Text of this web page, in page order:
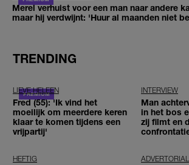
Merel verhuist voor een man naar andere
maar hij verdwijnt: 'Huur al maanden niet
TRENDING
LIEVE HELEEN
Fred (55): 'Ik vind het
moeilijk om meerdere keren
klaar te komen tijdens een
vrijpartij'
INTERVIEW
Man
in het bos
zij filmt en
HEFTIG ADVERTORIAL